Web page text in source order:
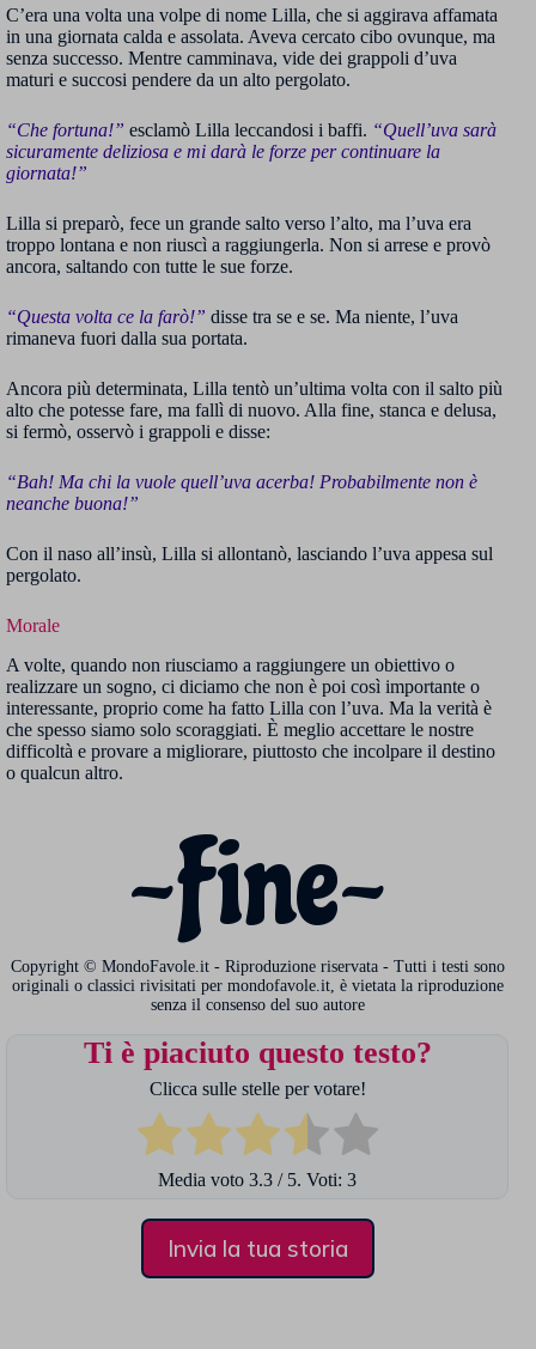
C’era una volta una volpe di nome Lilla, che si aggirava affamata
in una giornata calda e assolata. Aveva cercato cibo ovunque, ma
senza successo. Mentre camminava, vide dei grappoli d’uva
maturi e succosi pendere da un alto pergolato.
“Che fortuna!” esclamò Lilla leccandosi i baffi. “Quell’uva sarà
sicuramente deliziosa e mi darà le forze per continuare la
giornata!”
Lilla si preparò, fece un grande salto verso l’alto, ma l’uva era
troppo lontana e non riuscì a raggiungerla. Non si arrese e provò
ancora, saltando con tutte le sue forze.
“Questa volta ce la farò!” disse tra se e se. Ma niente, l’uva
rimaneva fuori dalla sua portata.
Ancora più determinata, Lilla tentò un’ultima volta con il salto più
alto che potesse fare, ma fallì di nuovo. Alla fine, stanca e delusa,
si fermò, osservò i grappoli e disse:
“Bah! Ma chi la vuole quell’uva acerba! Probabilmente non è
neanche buona!”
Con il naso all’insù, Lilla si allontanò, lasciando l’uva appesa sul
pergolato.
Morale
A volte, quando non riusciamo a raggiungere un obiettivo o
realizzare un sogno, ci diciamo che non è poi così importante o
interessante, proprio come ha fatto Lilla con l’uva. Ma la verità è
che spesso siamo solo scoraggiati. È meglio accettare le nostre
difficoltà e provare a migliorare, piuttosto che incolpare il destino
o qualcun altro.
~Fine~
Copyright © MondoFavole.it - Riproduzione riservata - Tutti i testi sono
originali o classici rivisitati per mondofavole.it, è vietata la riproduzione
senza il consenso del suo autore
Ti è piaciuto questo testo?
Clicca sulle stelle per votare!
Media voto3.3 / 5. Voti:3
Invia la tua storia